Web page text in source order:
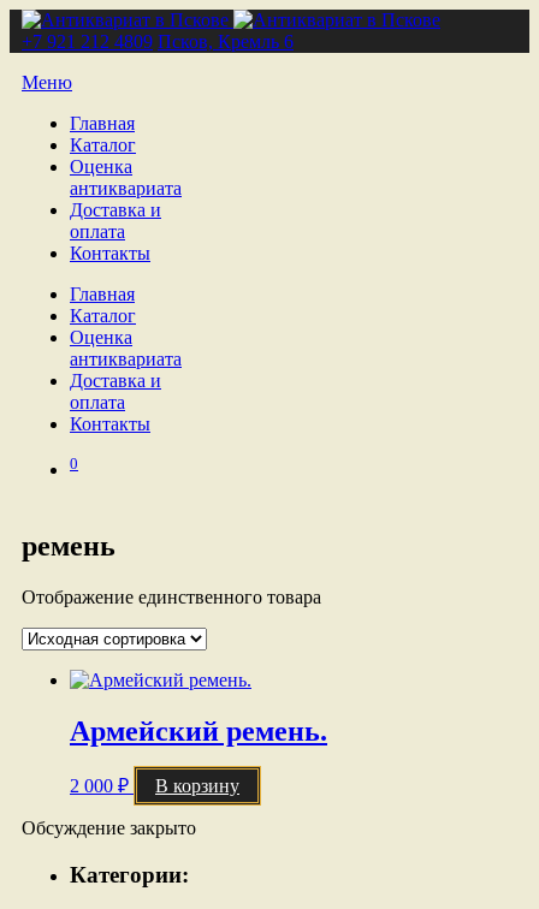
+7 921 212 4809 Псков, Кремль 6
Меню
Главная
Каталог
Оценка
антиквариата
Доставка и
оплата
Контакты
Главная
Каталог
Оценка
антиквариата
Доставка и
оплата
Контакты
0
ремень
Отображение единственного товара
Армейский ремень.
2 000 ₽ В корзину
Обсуждение закрыто
Категории: